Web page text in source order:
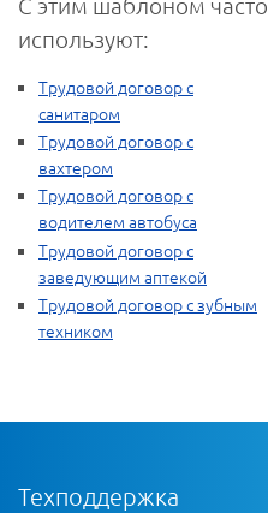
используют:
Трудовой договор с
санитаром
Трудовой договор с
вахтером
Трудовой договор с
водителем автобуса
Трудовой договор с
заведующим аптекой
Трудовой договор с зубным
техником
Техподдержка